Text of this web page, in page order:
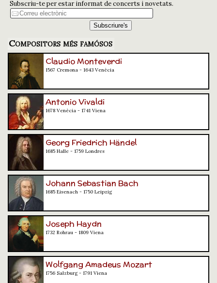
Subscriu-te per estar informat de concerts i novetats.
Compositors més famósos
Claudio Monteverdi
1567 Cremona - 1643 Venècia
Antonio Vivaldi
1678 Venècia - 1741 Viena
Georg Friedrich Händel
1685 Halle - 1759 Londres
Johann Sebastian Bach
1685 Eisenach - 1750 Leipzig
Joseph Haydn
1732 Rohrau - 1809 Viena
Wolfgang Amadeus Mozart
1756 Salzburg - 1791 Viena